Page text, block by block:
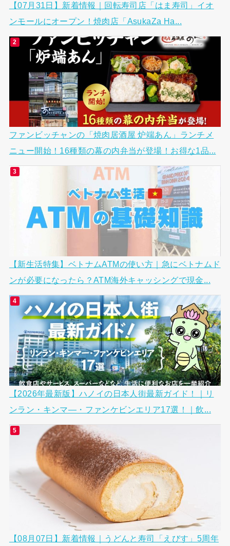
【07月31日】新着情報｜回転寿司店「はま寿司」イオ
ンモールにオープン！焼肉店「AsukaZa Ha...
ファンビッチャンの「焼肉居酒屋 炉端あん」ランチメ
ニュー開始！16種類の幕の内弁当が登場！お得な1品...
【新生活特集】ベトナムATMの使い方｜急にベトナムド
ンが必要になったら？ATM海外キャッシングで現金...
【2026年最新版】ハノイの日本人街最新ガイド！｜リ
ンラン・キンマ―・ファンケビンエリア17選！｜飲...
【08月07日】新着情報｜うどんと寿司「えびす」5周年